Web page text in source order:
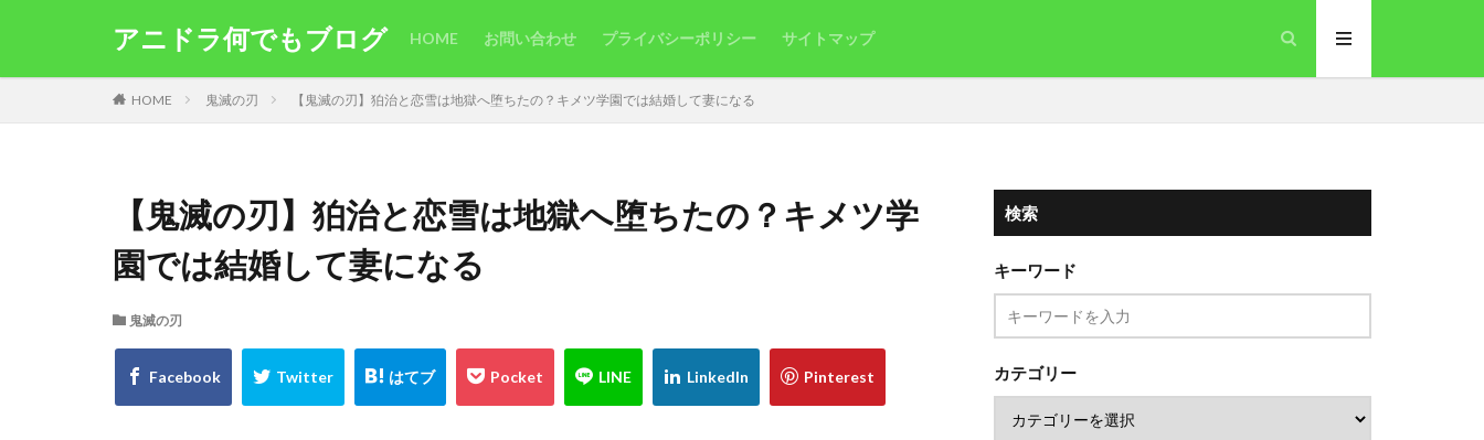
アニドラ何でもブログ HOME お問い合わせ プライバシーポリシー サイトマップ
HOME 鬼滅の刃 【鬼滅の刃】狛治と恋雪は地獄へ堕ちたの？キメツ学園では結婚して妻になる
【鬼滅の刃】狛治と恋雪は地獄へ堕ちたの？キメツ学
園では結婚して妻になる
鬼滅の刃
検索
キーワード
カテゴリー